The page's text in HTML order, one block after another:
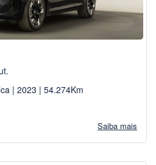
| 2023 | 54.274Km
Saiba mais